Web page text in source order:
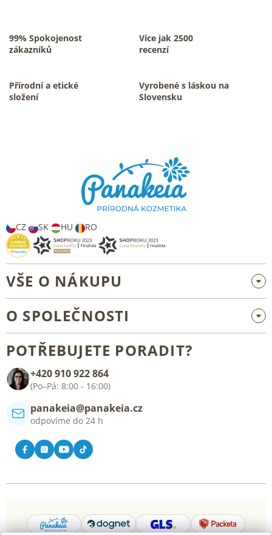
99% Spokojenost
zákazníků
Více jak 2500
recenzí
Přírodní a etické
složení
Vyrobené s láskou na
Slovensku
CZ SK HU RO
VŠE O NÁKUPU
Velkoobchod a spolupráce
Všeobecné obchodní podmínky
O SPOLEČNOSTI
Kontakt
POTŘEBUJETE PORADIT?
+420 910 922 864
(Po–Pá: 8:00 - 16:00)
panakeia@panakeia.cz
odpovíme do 24 h